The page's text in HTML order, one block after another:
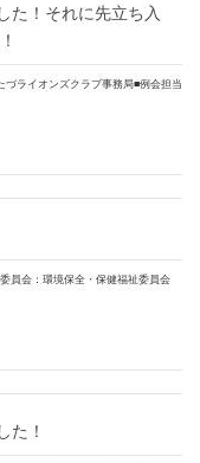
！それに先立ち入
ライオンズクラブ事務局■例会担当
員会：環境保全・保健福祉委員会
た！